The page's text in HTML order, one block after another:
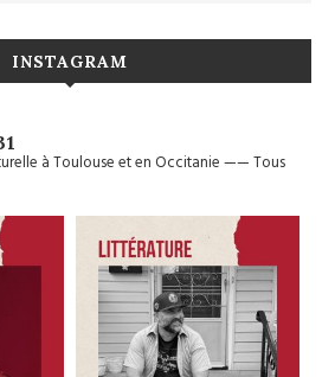
INSTAGRAM
à Toulouse et en Occitanie——Tous